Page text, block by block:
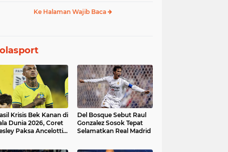
Ke Halaman Wajib Baca
Krisis Bek Kanan di
Dunia 2026, Coret
Paksa Ancelotti
Del Bosque Sebut Raul
Gonzalez Sosok Tepat
Selamatkan Real Madrid